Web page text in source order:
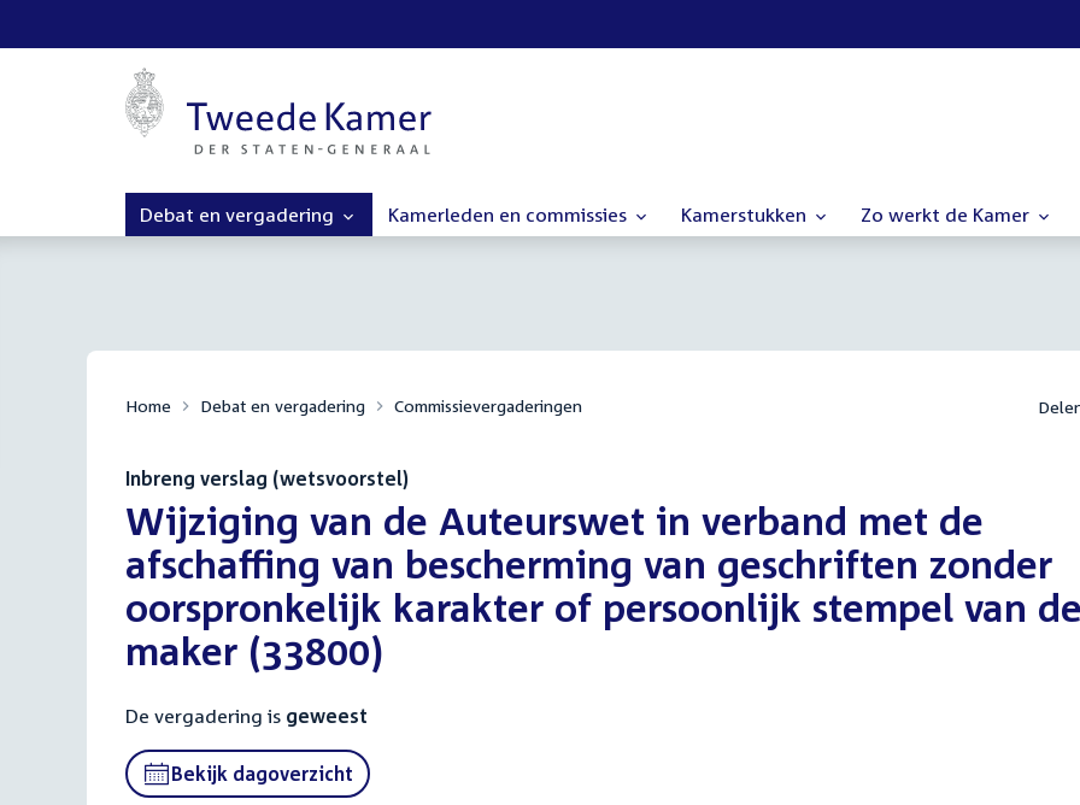
Debat en vergadering Kamerleden en commissies Kamerstukken Zo werkt de Kamer
Home Debat en vergadering Commissievergaderingen
Inbreng verslag (wetsvoorstel)
:Wijziging van de Auteurswet in verband met de
afschaffing van bescherming van geschriften zonder
oorspronkelijk karakter of persoonlijk stempel van
maker (33800)
De vergadering is geweest
Bekijk dagoverzicht